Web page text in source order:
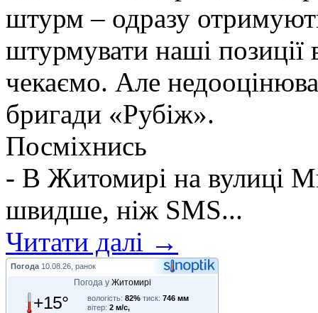
штурм – одразу
штурмувати наші позиції
чекаємо. Але
бригади «Рубіж».
Посміхнись
- В Житомирі на вулиці
швидше, ніж SMS...
Читати далі →
Погода 10.08.26, ранок
Погода у Житомирі
+15° вологість: 82% тиск: 746 мм
вітер: 2 м/с,